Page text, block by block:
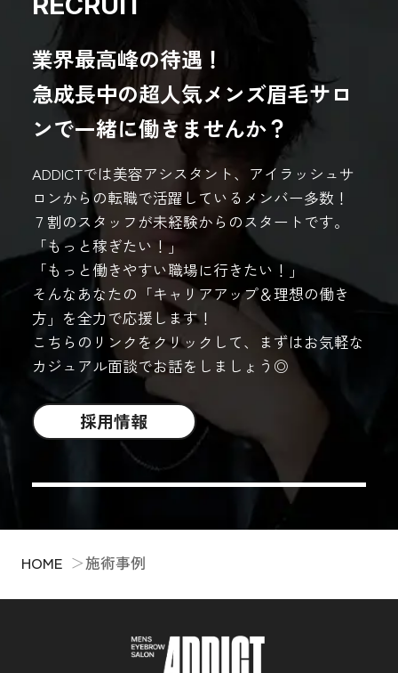
業界最高峰の待遇！
急成長中の超人気メンズ眉毛サロ
ンで一緒に働きませんか？
ADDICTでは美容アシスタント、アイラッシュサ
ロンからの転職で活躍しているメンバー多数！
７割のスタッフが未経験からのスタートです。
「もっと稼ぎたい！」
「もっと働きやすい職場に行きたい！」
そんなあなたの「キャリアアップ＆理想の働き
方」を全力で応援します！
こちらのリンクをクリックして、まずはお気軽な
カジュアル面談でお話をしましょう◎
採用情報
HOME 施術事例